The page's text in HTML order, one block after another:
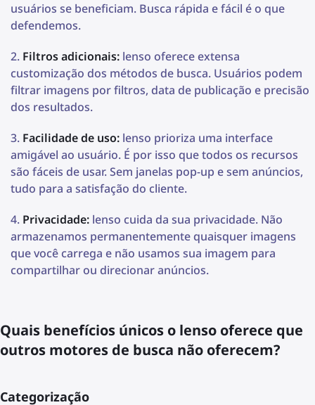
usuários se beneficiam. Busca rápida e fácil é o que
defendemos.
Filtros adicionais: lenso oferece extensa
customização dos métodos de busca. Usuários podem
filtrar imagens por filtros, data de publicação e precisão
dos resultados.
Facilidade de uso: lenso prioriza uma interface
amigável ao usuário. É por isso que todos os recursos
são fáceis de usar. Sem janelas pop-up e sem anúncios,
tudo para a satisfação do cliente.
Privacidade: lenso cuida da sua privacidade. Não
armazenamos permanentemente quaisquer imagens
que você carrega e não usamos sua imagem para
compartilhar ou direcionar anúncios.
Quais benefícios únicos o lenso oferece que
outros motores de busca não oferecem?
Categorização